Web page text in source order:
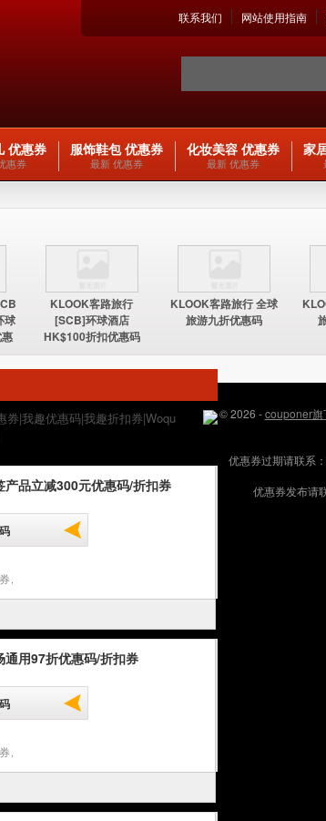
网站使用指南
联系我们
优惠券
惠券
服饰鞋包 优惠券
最新 优惠券
化妆美容 优惠券
最新 优惠券
家
球
KLOOK客路旅行
[SCB]环球酒店
HK$100折扣优惠码
KLOOK客路旅行 全球
旅游九折优惠码
|我趣优惠码|我趣折扣券|Woqu
品立减300元优惠码/折扣券
用97折优惠码/折扣券
© 2026 -couponer旗
优惠券过期请联系
优惠券发布请